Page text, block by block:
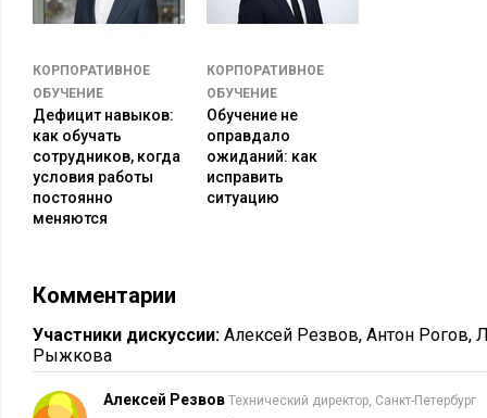
КОРПОРАТИВНОЕ
ОБУЧЕНИЕ
Дефицит навыков:
как обучать
сотрудников, когда
условия работы
постоянно
меняются
КОРПОРАТИВНОЕ
ОБУЧЕНИЕ
Обучение не
оправдало
ожиданий: как
исправить
ситуацию
Комментарии
Участники дискуссии: Алексей Резвов, Антон Рогов,
Рыжкова
Алексей Резвов Технический директор, Санкт-Петербург